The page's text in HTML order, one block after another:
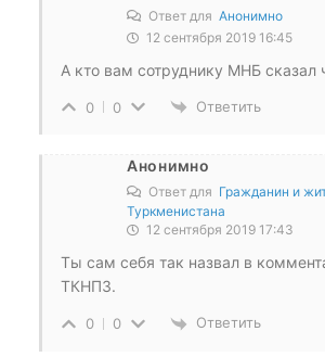
Ответ для Анонимно
12 сентября 2019 16:45
А кто вам сотруднику МНБ сказал
0 0 Ответить
Анонимно
Ответ для Гражданин и
Туркменистана
12 сентября 2019 17:43
Ты сам себя так назвал в
ТКНПЗ.
0 0 Ответить